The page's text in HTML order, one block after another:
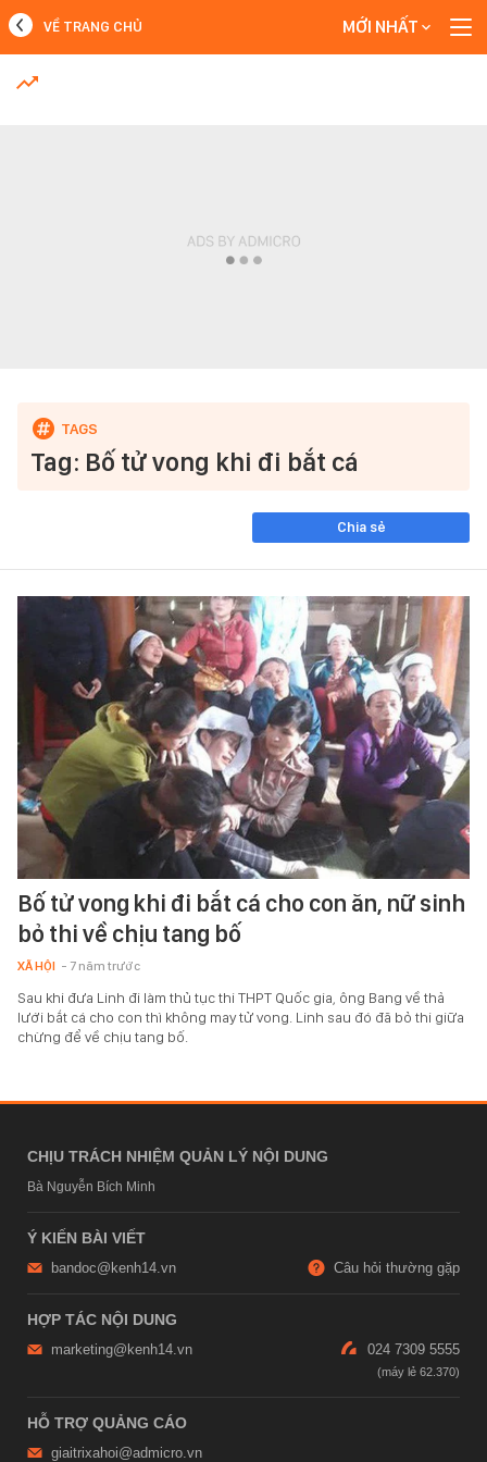
MỚI NHẤT
VỀ TRANG CHỦ MỚI NHẤT
Tag: Bố tử vong khi đi bắt cá
Chia sẻ
Bố tử vong khi đi bắt cá cho con ăn, nữ sinh
bỏ thi về chịu tang bố
XÃ HỘI - 7 năm trước
Sau khi đưa Linh đi làm thủ tục thi THPT Quốc gia, ông Bang về thả
lưới bắt cá cho con thì không may tử vong. Linh sau đó đã bỏ thi giữa
chừng để về chịu tang bố.
CHỊU TRÁCH NHIỆM QUẢN LÝ NỘI DUNG
Bà Nguyễn Bích Minh
Ý KIẾN BÀI VIẾT
bandoc@kenh14.vn Câu hỏi thường gặp
HỢP TÁC NỘI DUNG
marketing@kenh14.vn 024 7309 5555
HỖ TRỢ QUẢNG CÁO
giaitrixahoi@admicro.vn